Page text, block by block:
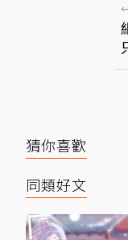
猜你喜歡
同類好文